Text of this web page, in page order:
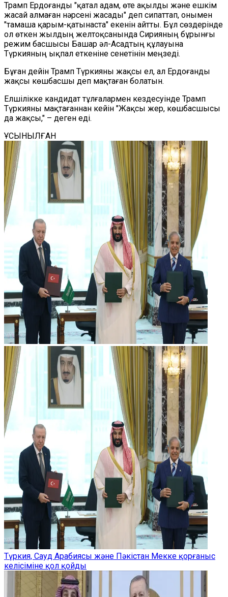
Трамп Ердоғанды "қатал адам, өте ақылды және ешкім
жасай алмаған нәрсені жасады" деп сипаттап, онымен
"тамаша қарым-қатынаста" екенін айтты. Бұл сөздерінде
ол өткен жылдың желтоқсанында Сирияның бұрынғы
режим басшысы Башар әл-Асадтың құлауына
Түркияның ықпал еткеніне сенетінін меңзеді.
Бұған дейін Трамп Түркияны жақсы ел, ал Ердоғанды
жақсы көшбасшы деп мақтаған болатын.
Елшілікке кандидат тұлғалармен кездесуінде Трамп
Түркияны мақтағаннан кейін "Жақсы жер, көшбасшысы
да жақсы," – деген еді.
ҰСЫНЫЛҒАН
Түркия, Сауд Арабиясы және Пәкістан Мекке қорғаныс
келісіміне қол қойды